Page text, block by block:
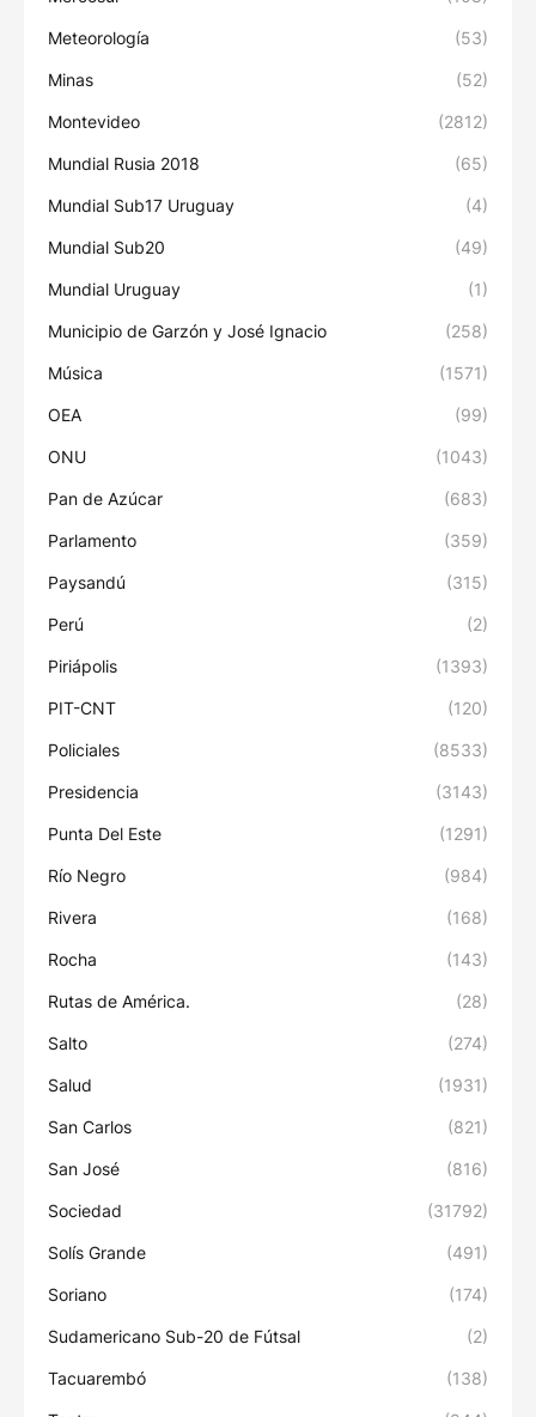
Meteorología (53)
Minas (52)
Montevideo (2812)
Mundial Rusia 2018 (65)
Mundial Sub17 Uruguay (4)
Mundial Sub20 (49)
Mundial Uruguay (1)
Municipio de Garzón y José Ignacio (258)
Música (1571)
OEA (99)
ONU (1043)
Pan de Azúcar (683)
Parlamento (359)
Paysandú (315)
Perú (2)
Piriápolis (1393)
PIT-CNT (120)
Policiales (8533)
Presidencia (3143)
Punta Del Este (1291)
Río Negro (984)
Rivera (168)
Rocha (143)
Rutas de América. (28)
Salto (274)
Salud (1931)
San Carlos (821)
San José (816)
Sociedad (31792)
Solís Grande (491)
Soriano (174)
Sudamericano Sub-20 de Fútsal (2)
Tacuarembó (138)